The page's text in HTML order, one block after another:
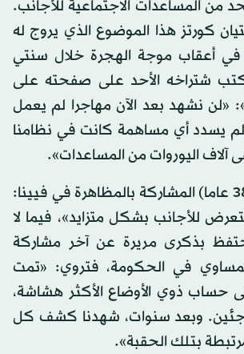
من المساعدات الاجتماعية للأجانب.
كورتز هذا الموضوع الذي يروج له
في أعقاب موجة الهجرة خلال سنتي
و2016. وكتب شتراخه الأحد على صفحته على
نشهد بعد الآن مهاجرا لم يعمل
ولم يسدد أي مساهمة كانت في نظامنا
آلاف اليوروات من المساعدات».
وتقول كاتارينا (38 عاما) المشاركة بالمظاهرة في فيينا:
للأجانب بشكل متزايد»، فيما لا
بذكرى مريرة عن آخر مشاركة
في الحكومة، فتروي: «تمت
على حساب ذوي الأوضاع الأكثر هشاشة،
وبعد سنوات، شهدنا كشف كل
بتلك الحقبة».